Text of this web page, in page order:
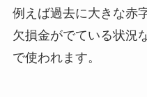
例えば過去に大きな赤
欠損金がでている状況
で使われます。